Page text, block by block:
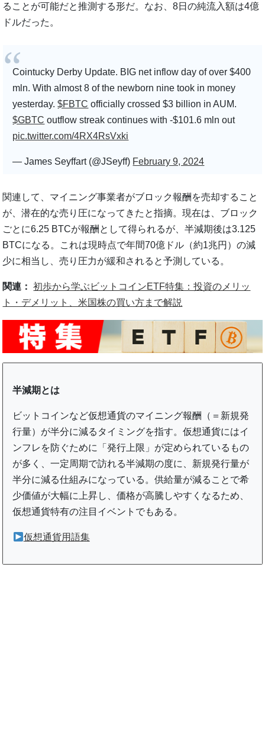
ることが可能だと推測する形だ。なお、8日の純流入額は4億
ドルだった。
Cointucky Derby Update. BIG net inflow day of over $400
mln. With almost 8 of the newborn nine took in money
yesterday.$FBTC officially crossed $3 billion in AUM.
$GBTC outflow streak continues with -$101.6 mln out
pic.twitter.com/4RX4RsVxki
— James Seyffart (@JSeyff) February 9, 2024
関連して、マイニング事業者がブロック報酬を売却すること
が、潜在的な売り圧になってきたと指摘。現在は、ブロック
ごとに6.25 BTCが報酬として得られるが、半減期後は3.125
BTCになる。これは現時点で年間70億ドル（約1兆円）の減
少に相当し、売り圧力が緩和されると予測している。
関連：
初歩から学ぶビットコインETF特集：投資のメリッ
ト・デメリット、米国株の買い方まで解説
半減期とは
ビットコインなど仮想通貨のマイニング報酬（＝新規発
行量）が半分に減るタイミングを指す。仮想通貨にはイ
ンフレを防ぐために「発行上限」が定められているもの
が多く、一定周期で訪れる半減期の度に、新規発行量が
半分に減る仕組みになっている。供給量が減ることで希
少価値が大幅に上昇し、価格が高騰しやすくなるため、
仮想通貨特有の注目イベントでもある。
仮想通貨用語集